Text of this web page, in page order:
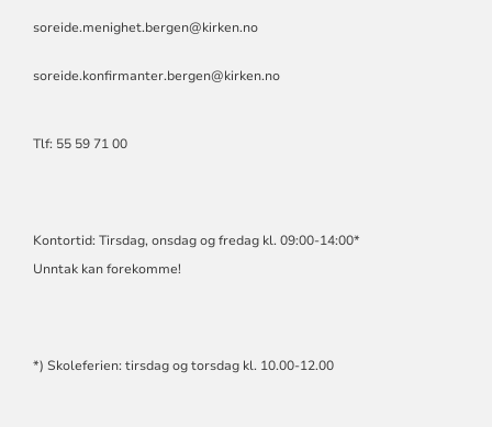
soreide.menighet.bergen@kirken.no
soreide.konfirmanter.bergen@kirken.no
Tlf: 55 59 71 00
Kontortid: Tirsdag, onsdag og fredag kl. 09:00-14:00*
Unntak kan forekomme!
*) Skoleferien: tirsdag og torsdag kl. 10.00-12.00